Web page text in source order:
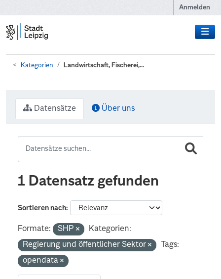
Anmelden
Kategorien Landwirtschaft, Fischerei,...
Datensätze Über uns
1 Datensatz gefunden
Sortieren nach
Formate: SHP
Kategorien:
Regierung und öffentlicher Sektor
Tags:
opendata